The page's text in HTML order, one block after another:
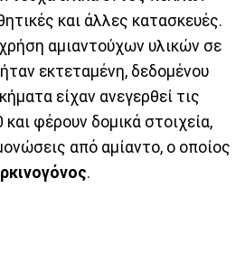
και άλλες κατασκευές.
αµιαντούχων υλικών σε
εκτεταμένη, δεδομένου
είχαν ανεγερθεί τις
και φέρουν δομικά στοιχεία,
από αμίαντο, ο οποίος
.